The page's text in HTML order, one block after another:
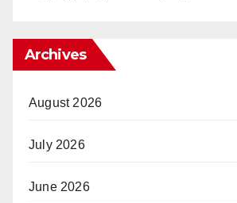
Archives
August 2026
July 2026
June 2026